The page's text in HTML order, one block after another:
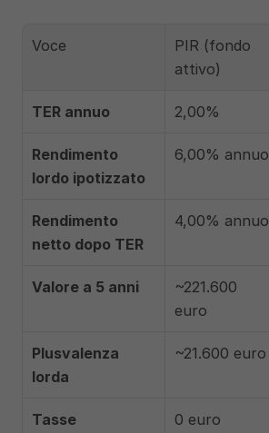
Voce
PIR (fondo
attivo)
TER annuo 2,00%
Rendimento
lordo ipotizzato
6,00% annuo
Rendimento
netto dopo TER
4,00% annuo
Valore a 5 anni
~221.600
euro
Plusvalenza
lorda
~21.600 euro
Tasse
0 euro